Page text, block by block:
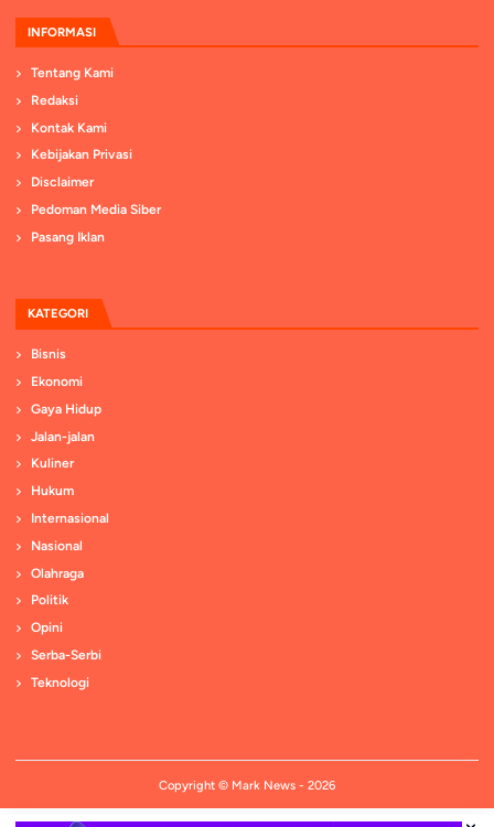
INFORMASI
Tentang Kami
Redaksi
Kontak Kami
Kebijakan Privasi
Disclaimer
Pedoman Media Siber
Pasang Iklan
KATEGORI
Bisnis
Ekonomi
Gaya Hidup
Jalan-jalan
Kuliner
Hukum
Internasional
Nasional
Olahraga
Politik
Opini
Serba-Serbi
Teknologi
Copyright © Mark News - 2026